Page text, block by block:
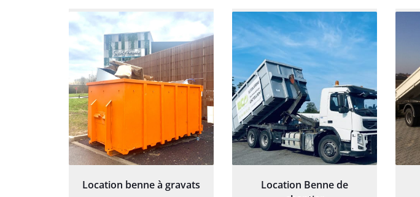
Location benne à gravats
Location Benne de
Aurélie Bonnet
21 juin 2024
Le service de terrassement
jardin à Var était
exceptionnel. L'équipe a
travaillé de manière efficace
et professionnelle, laissant
notre jardin impeccable et
prêt pour notre nouveau
paysager.